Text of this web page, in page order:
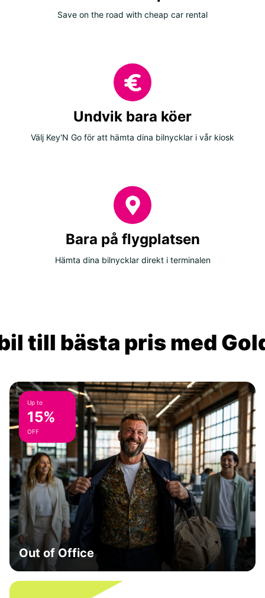
Save on the road with cheap car rental
Undvik bara köer
Välj Key'N Go för att hämta dina bilnycklar i vår kiosk
Bara på flygplatsen
Hämta dina bilnycklar direkt i terminalen
till bästa pris med
Up to
15%
OFF
Out of Office